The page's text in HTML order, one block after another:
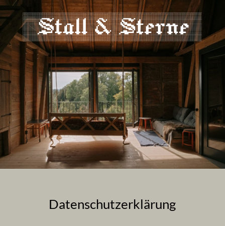
Datenschutzerklärung